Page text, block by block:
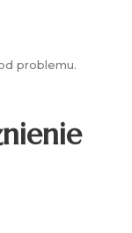
problemu.